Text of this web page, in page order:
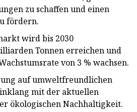
zu schaffen und einen
fördern.
wird bis 2030
Tonnen erreichen und
von 3 % wachsen.
auf umweltfreundlichen
mit der aktuellen
ökologischen Nachhaltigkeit.